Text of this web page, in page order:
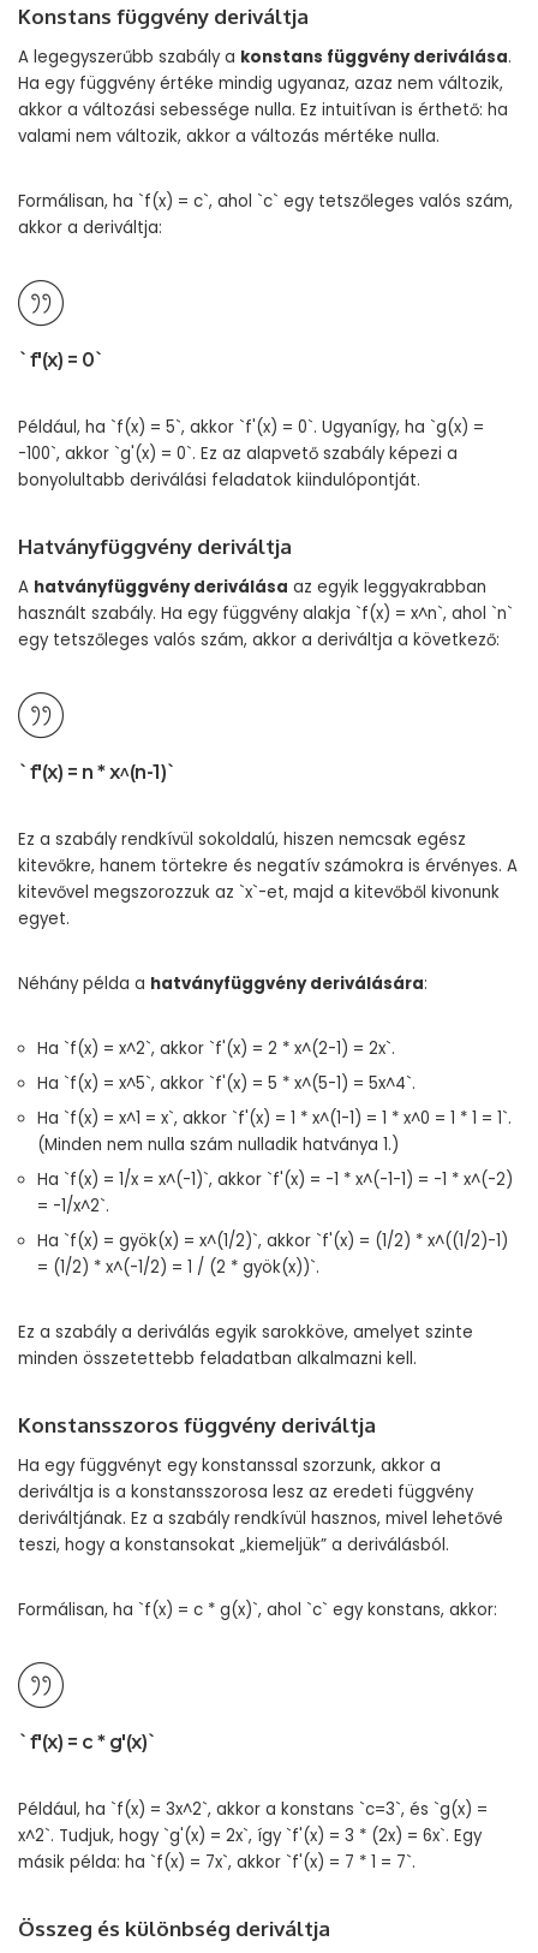
Konstans függvény deriváltja
A legegyszerűbb szabály a konstans függvény deriválása.
Ha egy függvény értéke mindig ugyanaz, azaz nem változik,
akkor a változási sebessége nulla. Ez intuitívan is érthető: ha
valami nem változik, akkor a változás mértéke nulla.
Formálisan, ha `f(x) = c`, ahol `c` egy tetszőleges valós szám,
akkor a deriváltja:
`f'(x) = 0`
Például, ha `f(x) = 5`, akkor `f'(x) = 0`. Ugyanígy, ha `g(x) =
-100`, akkor `g'(x) = 0`. Ez az alapvető szabály képezi a
bonyolultabb deriválási feladatok kiindulópontját.
Hatványfüggvény deriváltja
A hatványfüggvény deriválása az egyik leggyakrabban
használt szabály. Ha egy függvény alakja `f(x) = x^n`, ahol `n`
egy tetszőleges valós szám, akkor a deriváltja a következő:
`f'(x) = n * x^(n-1)`
Ez a szabály rendkívül sokoldalú, hiszen nemcsak egész
kitevőkre, hanem törtekre és negatív számokra is érvényes. A
kitevővel megszorozzuk az `x`-et, majd a kitevőből kivonunk
egyet.
Néhány példa a hatványfüggvény deriválására:
Ha `f(x) = x^2`, akkor `f'(x) = 2 * x^(2-1) = 2x`.
Ha `f(x) = x^5`, akkor `f'(x) = 5 * x^(5-1) = 5x^4`.
Ha `f(x) = x^1 = x`, akkor `f'(x) = 1 * x^(1-1) = 1 * x^0 = 1 * 1 = 1`.
(Minden nem nulla szám nulladik hatványa 1.)
Ha `f(x) = 1/x = x^(-1)`, akkor `f'(x) = -1 * x^(-1-1) = -1 * x^(-2)
= -1/x^2`.
Ha `f(x) = gyök(x) = x^(1/2)`, akkor `f'(x) = (1/2) * x^((1/2)-1)
= (1/2) * x^(-1/2) = 1 / (2 * gyök(x))`.
Ez a szabály a deriválás egyik sarokköve, amelyet szinte
minden összetettebb feladatban alkalmazni kell.
Konstansszoros függvény deriváltja
Ha egy függvényt egy konstanssal szorzunk, akkor a
deriváltja is a konstansszorosa lesz az eredeti függvény
deriváltjának. Ez a szabály rendkívül hasznos, mivel lehetővé
teszi, hogy a konstansokat „kiemeljük” a deriválásból.
Formálisan, ha `f(x) = c * g(x)`, ahol `c` egy konstans, akkor:
`f'(x) = c * g'(x)`
Például, ha `f(x) = 3x^2`, akkor a konstans `c=3`, és `g(x) =
x^2`. Tudjuk, hogy `g'(x) = 2x`, így `f'(x) = 3 * (2x) = 6x`. Egy
másik példa: ha `f(x) = 7x`, akkor `f'(x) = 7 * 1 = 7`.
Összeg és különbség deriváltja